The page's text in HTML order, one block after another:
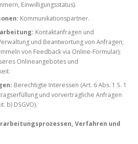
Einwilligungsstatus).
Kommunikationspartner.
Kontaktanfragen und
und Beantwortung von Anfragen;
von Feedback via Online-Formular);
Onlineangebotes und
Berechtigte Interessen (Art. 6 Abs. 1 S. 1
und vorvertragliche Anfragen
b) DSGVO).
Verfahren und